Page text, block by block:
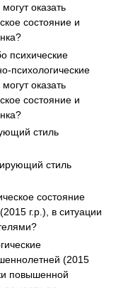
оказать
состояние и
психические
психологические
оказать
состояние и
стиль
стиль
состояние
г.р.), в ситуации
(2015
повышенной